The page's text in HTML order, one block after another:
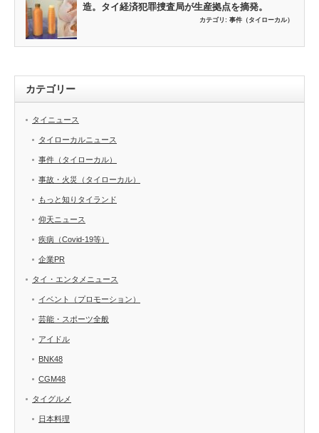
造。タイ経済犯罪捜査局が生産拠点を摘発。
カテゴリ: 事件（タイローカル）
カテゴリー
タイニュース
タイローカルニュース
事件（タイローカル）
事故・火災（タイローカル）
もっと知りタイランド
仰天ニュース
疾病（Covid-19等）
企業PR
タイ・エンタメニュース
イベント（プロモーション）
芸能・スポーツ全般
アイドル
BNK48
CGM48
タイグルメ
日本料理